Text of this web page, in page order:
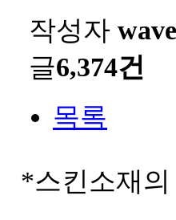
작성자 wave
글6,374건
목록
*스킨소재